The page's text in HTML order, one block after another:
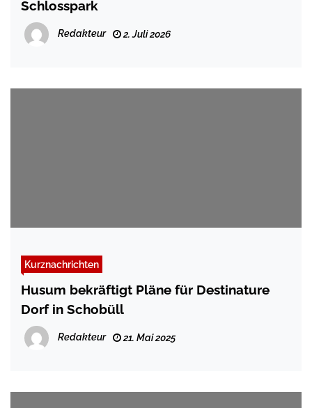
Schlosspark
Redakteur 2. Juli 2026
Kurznachrichten
Husum bekräftigt Pläne für Destinature
Dorf in Schobüll
Redakteur 21. Mai 2025